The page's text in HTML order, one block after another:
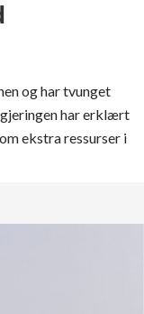
og har tvunget
har erklært
ekstra ressurser i